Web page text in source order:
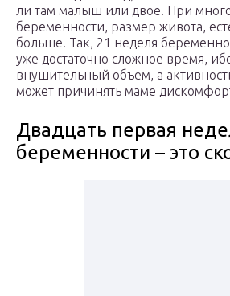
ли там малыш или двое. При
беременности, размер живота,
больше. Так, 21 неделя
уже достаточно сложное время,
внушительный объем, а
может причинять маме
Двадцать первая
беременности – это